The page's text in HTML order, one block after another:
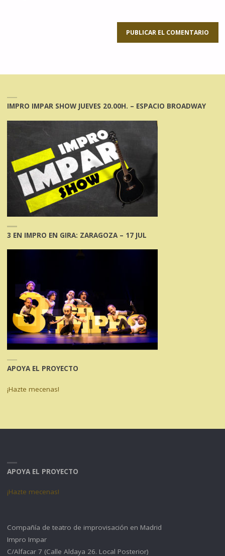
IMPRO IMPAR SHOW JUEVES 20.00H. – ESPACIO BROADWAY
3 EN IMPRO EN GIRA: ZARAGOZA – 17 JUL
APOYA EL PROYECTO
¡Hazte mecenas!
APOYA EL PROYECTO
¡Hazte mecenas!
Compañía de teatro de improvisación en Madrid
Impro Impar
C/Alfacar 7 (Calle Aldaya 26. Local Posterior)